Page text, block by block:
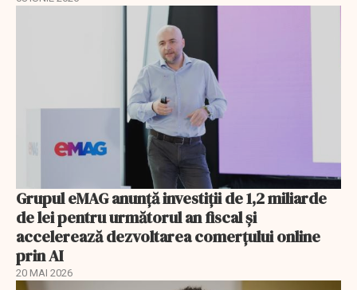
Grupul eMAG anunță investiții de 1,2 miliarde
de lei pentru următorul an fiscal și
accelerează dezvoltarea comerțului online
prin AI
20 MAI 2026